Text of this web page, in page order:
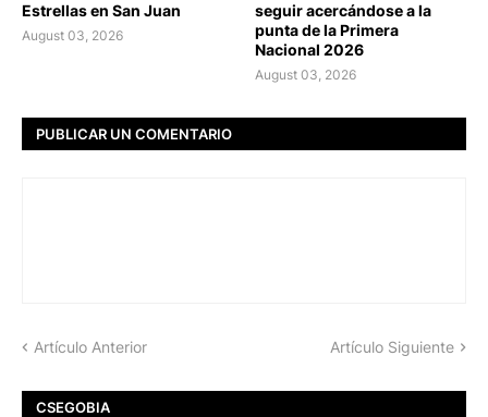
Estrellas en San Juan
August 03, 2026
seguir acercándose a la
punta de la Primera
Nacional 2026
August 03, 2026
PUBLICAR UN COMENTARIO
Artículo Anterior Artículo Siguiente
CSEGOBIA